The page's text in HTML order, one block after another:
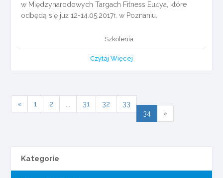
w Międzynarodowych Targach Fitness Eu4ya, które
odbędą się już 12-14.05.2017r. w Poznaniu.
Szkolenia
Czytaj Więcej
« 1 2 31 32
33
34
»
Kategorie